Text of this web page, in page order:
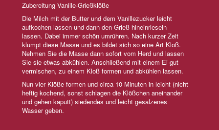
Zubereitung Vanille-Grießklöße
Die Milch mit der Butter und dem Vanillezucker leicht
aufkochen lassen und dann den Grieß hineinrieseln
lassen. Dabei immer schön umrühren. Nach kurzer Zeit
klumpt diese Masse und es bildet sich so eine Art Kloß.
Nehmen Sie die Masse dann sofort vom Herd und lassen
Sie sie etwas abkühlen. Anschließend mit einem Ei gut
vermischen, zu einem Kloß formen und abkühlen lassen.
Nun vier Klöße formen und circa 10 Minuten in leicht (nicht
heftig kochend, sonst schlagen die Klößchen aneinander
und gehen kaputt) siedendes und leicht gesalzenes
Wasser geben.